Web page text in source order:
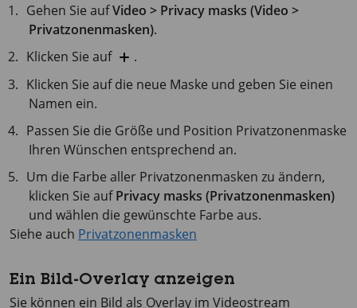
Gehen Sie aufVideo > Privacy masks (Video >
Privatzonenmasken).
Klicken Sie auf
.
Klicken Sie auf die neue Maske und geben Sie einen
Namen ein.
Passen Sie die Größe und Position Privatzonenmaske
Ihren Wünschen entsprechend an.
Um die Farbe aller Privatzonenmasken zu ändern,
klicken Sie aufPrivacy masks (Privatzonenmasken)
und wählen die gewünschte Farbe aus.
Siehe auch Privatzonenmasken
Ein Bild-Overlay anzeigen
Sie können ein Bild als Overlay im Videostream